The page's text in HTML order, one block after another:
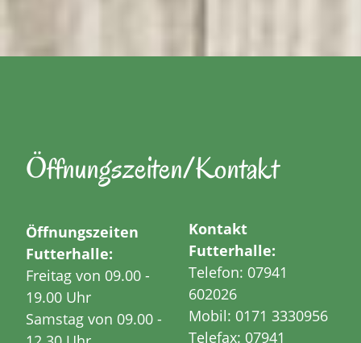
Öffnungszeiten/Kontakt
Öffnungszeiten
Futterhalle:
Freitag von 09.00 -
19.00 Uhr
Samstag von 09.00 -
Kontakt
Futterhalle:
Telefon: 07941
602026
Mobil: 0171 3330956
Telefax: 07941